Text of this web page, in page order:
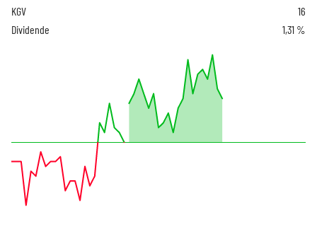
KGV
16
Dividende
1,31 %